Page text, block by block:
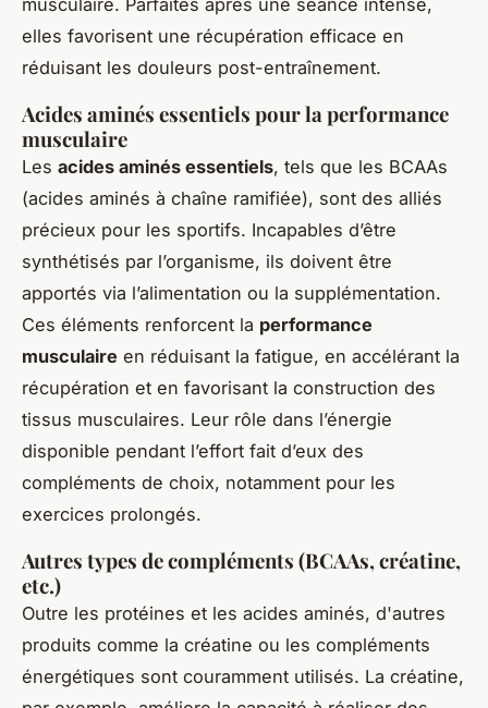
elles favorisent une récupération efficace en
réduisant les douleurs post-entraînement.
Acides aminés essentiels pour la performance
musculaire
Les acides aminés essentiels, tels que les BCAAs
(acides aminés à chaîne ramifiée), sont des alliés
précieux pour les sportifs. Incapables d’être
synthétisés par l’organisme, ils doivent être
apportés via l’alimentation ou la supplémentation.
Ces éléments renforcent la performance
musculaire en réduisant la fatigue, en accélérant la
récupération et en favorisant la construction des
tissus musculaires. Leur rôle dans l’énergie
disponible pendant l’effort fait d’eux des
compléments de choix, notamment pour les
exercices prolongés.
Autres types de compléments (BCAAs, créatine,
etc.)
Outre les protéines et les acides aminés, d'autres
produits comme la créatine ou les compléments
énergétiques sont couramment utilisés. La créatine,